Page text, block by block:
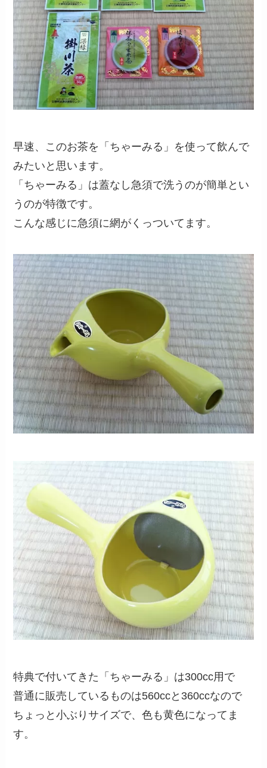
早速、このお茶を「ちゃーみる」を使って飲んで
みたいと思います。
「ちゃーみる」は蓋なし急須で洗うのが簡単とい
うのが特徴です。
こんな感じに急須に網がくっついてます。
特典で付いてきた「ちゃーみる」は300cc用で
普通に販売しているものは560ccと360ccなので
ちょっと小ぶりサイズで、色も黄色になってま
す。